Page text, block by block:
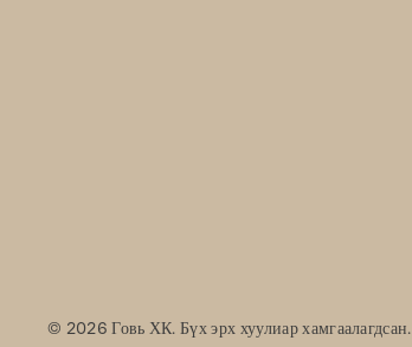
© 2026 Говь ХК. Бүх эрх хуулиар хамгаалагдсан.